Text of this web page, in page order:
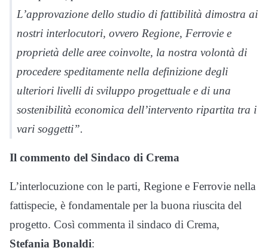
L’approvazione dello studio di fattibilità dimostra ai
nostri interlocutori, ovvero Regione, Ferrovie e
proprietà delle aree coinvolte, la nostra volontà di
procedere speditamente nella definizione degli
ulteriori livelli di sviluppo progettuale e di una
sostenibilità economica dell’intervento ripartita tra i
vari soggetti”.
Il commento del Sindaco di Crema
L’interlocuzione con le parti, Regione e Ferrovie nella
fattispecie, è fondamentale per la buona riuscita del
progetto. Così commenta il sindaco di Crema,
Stefania Bonaldi: